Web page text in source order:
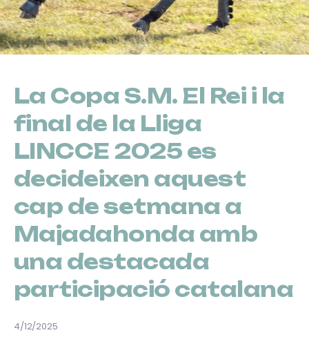
La Copa S.M. El Rei i la
final de la Lliga
LINCCE 2025 es
decideixen aquest
cap de setmana a
Majadahonda amb
una destacada
participació catalana
4/12/2025